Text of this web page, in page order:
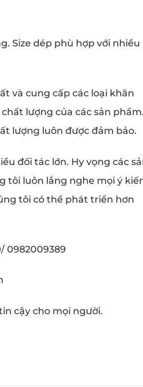
Size dép phù hợp với nhiều
và cung cấp các loại khăn
lượng của các sản
lượng luôn được đảm bảo.
đối tác lớn. Hy vọng các
tôi luôn lắng nghe mọi ý
tôi có thể phát triển hơn
0982009389
cậy cho mọi người.